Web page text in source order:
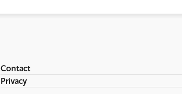
Contact
Privacy